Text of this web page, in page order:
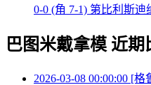
0-0 (角 7-1) 第比利斯迪
巴图米戴拿模 近期
2026-03-08 00:00:00 [